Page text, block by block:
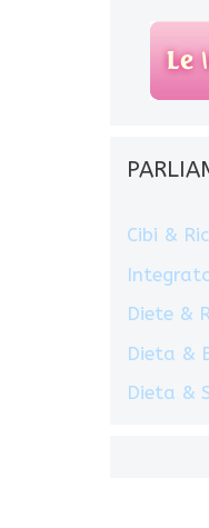
Cibi &
Diete &
Dieta &
Dieta &